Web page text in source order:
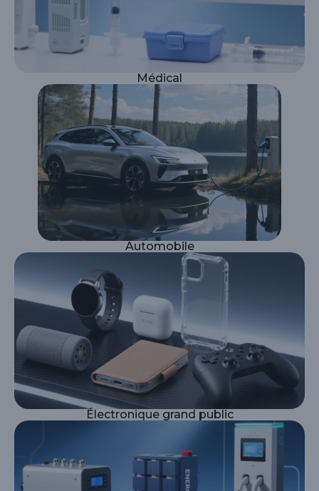
Médical
Automobile
Électronique grand public